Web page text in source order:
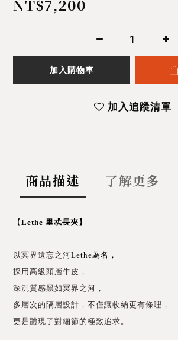
NT$7,200
加入購物車
加入追蹤清單
商品描述 了解更多
【 Lethe 里忒長夾 】
以冥界遺忘之河Lethe為名，
採用高級頭層牛皮，
深沉質感黑如冥界之河，
多層次的隔層設計， 不僅讓收納更有條理，
更是體現了對細節的極致追求。